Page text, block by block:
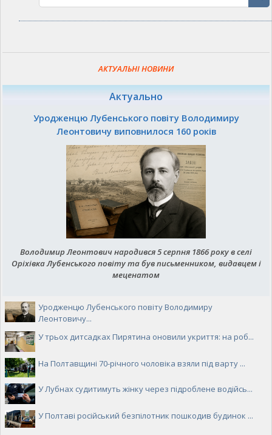
АКТУАЛЬНІ НОВИНИ
Актуально
Уродженцю Лубенського повіту Володимиру
Леонтовичу виповнилося 160 років
Володимир Леонтович народився 5 серпня 1866 року в селі
Оріхівка Лубенського повіту та був письменником, видавцем і
меценатом
Уродженцю Лубенського повіту Володимиру
Леонтовичу...
У трьох дитсадках Пирятина оновили укриття: на роб...
На Полтавщині 70-річного чоловіка взяли під варту ...
У Лубнах судитимуть жінку через підроблене водійсь...
У Полтаві російський безпілотник пошкодив будинок ...